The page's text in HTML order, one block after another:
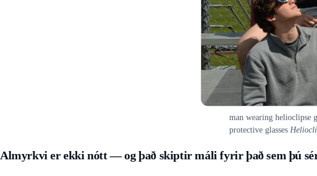
man wearing helioclipse
protective glasses
Almyrkvi er ekki nótt — og það skiptir máli fyrir það sem þú